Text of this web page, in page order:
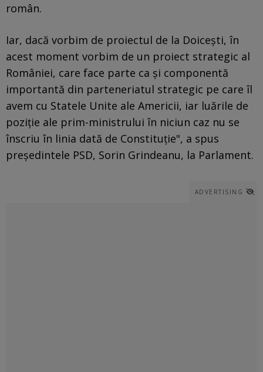
român.
Iar, dacă vorbim de proiectul de la Doiceşti, în
acest moment vorbim de un proiect strategic al
României, care face parte ca şi componentă
importantă din parteneriatul strategic pe care îl
avem cu Statele Unite ale Americii, iar luările de
poziţie ale prim-ministrului în niciun caz nu se
înscriu în linia dată de Constituţie", a spus
preşedintele PSD, Sorin Grindeanu, la Parlament.
ADVERTISING